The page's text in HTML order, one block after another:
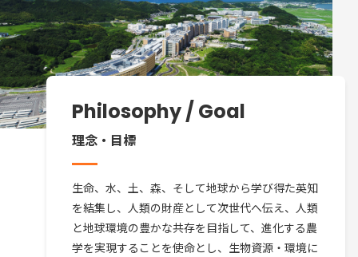
Philosophy / Goal
理念・目標
生命、水、土、森、そして地球から学び得た英知
を結集し、人類の財産として次世代へ伝え、人類
と地球環境の豊かな共存を目指して、進化する農
学を実現することを使命とし、生物資源・環境に